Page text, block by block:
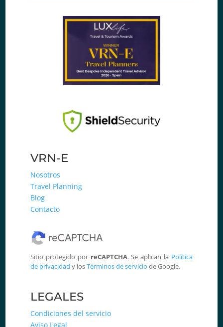
VRN-E
Nosotros
Travel Planning
Blog
Contacto
Sitio protegido por reCAPTCHA. Se aplican la Política
de privacidad y losTérminos de servicio de Google.
LEGALES
Condiciones del servicio
Aviso Legal